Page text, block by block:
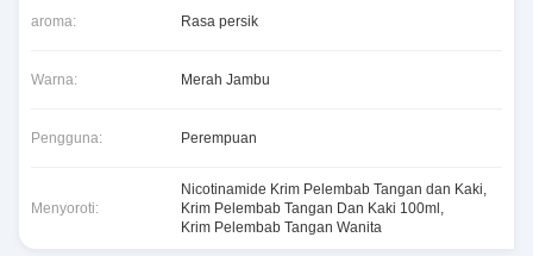
aroma: Rasa persik
Warna: Merah Jambu
Pengguna: Perempuan
Menyoroti:
Nicotinamide Krim Pelembab Tangan dan Kaki,
Krim Pelembab Tangan Dan Kaki 100ml ,
Krim Pelembab Tangan Wanita